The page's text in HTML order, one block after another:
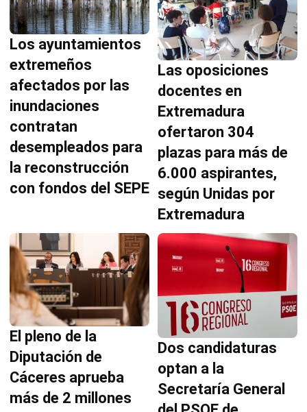
Los ayuntamientos
extremeños
afectados por las
inundaciones
contratan
desempleados para
la reconstrucción
con fondos del SEPE
Las oposiciones
docentes en
Extremadura
ofertaron 304
plazas para más de
6.000 aspirantes,
según Unidas por
Extremadura
El pleno de la
Diputación de
Cáceres aprueba
más de 2 millones
Dos candidaturas
optan a la
Secretaría General